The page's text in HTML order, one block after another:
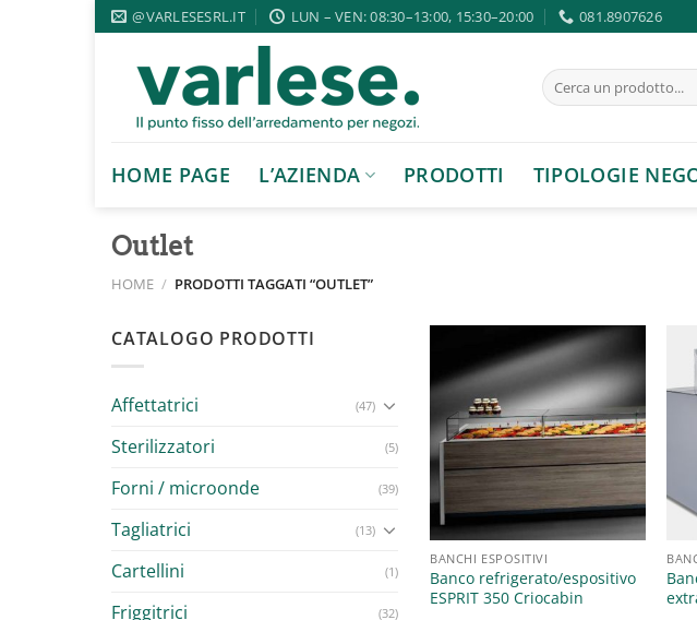
Salta
ai
contenuti
@VARLESESRL.IT LUN – VEN: 08:30–13:00, 15:30–20:00 081.8907626
Cerca:
HOME PAGE L’AZIENDA PRODOTTI TIPOLOGIE
Outlet
HOME / PRODOTTI TAGGATI “OUTLET”
CATALOGO PRODOTTI
Affettatrici (47)
Sterilizzatori (5)
Forni / microonde (39)
Tagliatrici (13)
Cartellini (1)
Friggitrici (32)
Aggiungi
alla lista
dei
desideri
BANCHI ESPOSITIVI
Banco refrigerato/espositivo
ESPRIT 350 Criocabin